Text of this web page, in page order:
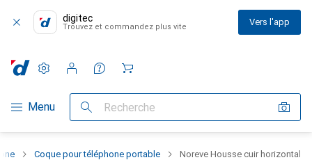
digitec
Trouvez et commandez plus vite Vers l'app
Navigation par catégorie
Menu Recherche
Paramètres
Compte client
Listes de comparaison
Listes d'envies
Panier
Coque pour téléphone portable Noreve Housse cuir horizontal